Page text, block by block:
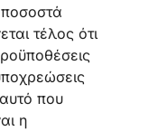
τέλος ότι
που
η